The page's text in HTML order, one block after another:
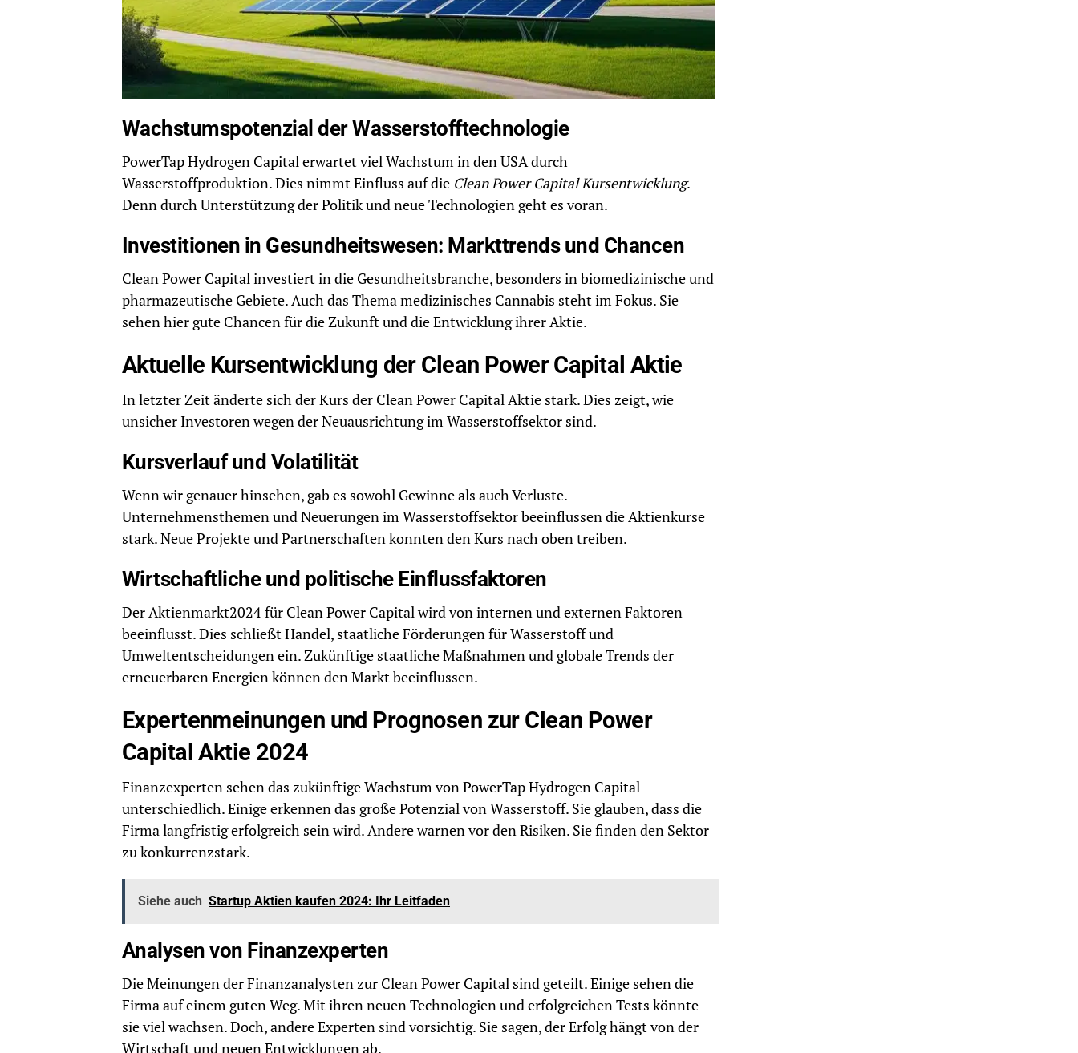
Wachstumspotenzial der Wasserstofftechnologie
PowerTap Hydrogen Capital erwartet viel Wachstum in den USA durch
Wasserstoffproduktion. Dies nimmt Einfluss auf die Clean Power Capital Kursentwicklung.
Denn durch Unterstützung der Politik und neue Technologien geht es voran.
Investitionen in Gesundheitswesen: Markttrends und Chancen
Clean Power Capital investiert in die Gesundheitsbranche, besonders in biomedizinische und
pharmazeutische Gebiete. Auch das Thema medizinisches Cannabis steht im Fokus. Sie
sehen hier gute Chancen für die Zukunft und die Entwicklung ihrer Aktie.
Aktuelle Kursentwicklung der Clean Power Capital Aktie
In letzter Zeit änderte sich der Kurs der Clean Power Capital Aktie stark. Dies zeigt, wie
unsicher Investoren wegen der Neuausrichtung im Wasserstoffsektor sind.
Kursverlauf und Volatilität
Wenn wir genauer hinsehen, gab es sowohl Gewinne als auch Verluste.
Unternehmensthemen und Neuerungen im Wasserstoffsektor beeinflussen die Aktienkurse
stark. Neue Projekte und Partnerschaften konnten den Kurs nach oben treiben.
Wirtschaftliche und politische Einflussfaktoren
Der Aktienmarkt2024 für Clean Power Capital wird von internen und externen Faktoren
beeinflusst. Dies schließt Handel, staatliche Förderungen für Wasserstoff und
Umweltentscheidungen ein. Zukünftige staatliche Maßnahmen und globale Trends der
erneuerbaren Energien können den Markt beeinflussen.
Expertenmeinungen und Prognosen zur Clean Power
Capital Aktie 2024
Finanzexperten sehen das zukünftige Wachstum von PowerTap Hydrogen Capital
unterschiedlich. Einige erkennen das große Potenzial von Wasserstoff. Sie glauben, dass die
Firma langfristig erfolgreich sein wird. Andere warnen vor den Risiken. Sie finden den Sektor
zu konkurrenzstark.
Siehe auch Startup Aktien kaufen 2024: Ihr Leitfaden
Analysen von Finanzexperten
Die Meinungen der Finanzanalysten zur Clean Power Capital sind geteilt. Einige sehen die
Firma auf einem guten Weg. Mit ihren neuen Technologien und erfolgreichen Tests könnte
sie viel wachsen. Doch, andere Experten sind vorsichtig. Sie sagen, der Erfolg hängt von der
Wirtschaft und neuen Entwicklungen ab.